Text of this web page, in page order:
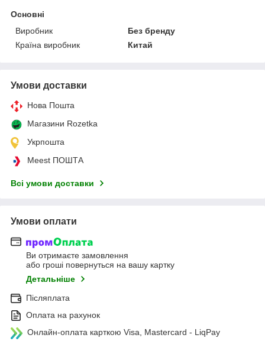
Основні
Виробник
Без бренду
Країна виробник
Китай
Умови доставки
Нова Пошта
Магазини Rozetka
Укрпошта
Meest ПОШТА
Всі умови доставки
Умови оплати
Ви отримаєте замовлення
або гроші повернуться на вашу картку
Детальніше
Післяплата
Оплата на рахунок
Онлайн-оплата карткою Visa, Mastercard - LiqPay